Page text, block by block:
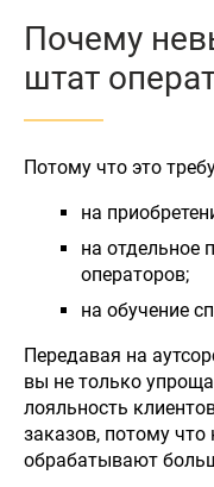
Почему
штат
Потому что это
на
на отдельное
операторов;
на обучение
Передавая на
вы не только
лояльность
заказов, потому
обрабатывают